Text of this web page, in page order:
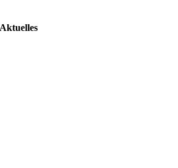
Aktuelles